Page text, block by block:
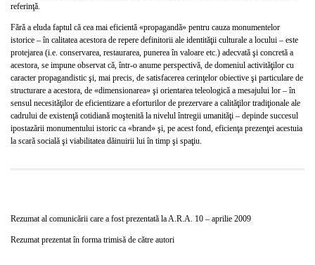
referinţă.
Fără a eluda faptul că cea mai eficientă «propagandă» pentru cauza monumentelor
istorice – în calitatea acestora de repere definitorii ale identităţii culturale a locului – este
protejarea (i.e. conservarea, restaurarea, punerea în valoare etc.) adecvată şi concretă a
acestora, se impune observat că, într-o anume perspectivă, de domeniul activităţilor cu
caracter propagandistic şi, mai precis, de satisfacerea cerinţelor obiective şi particulare de
structurare a acestora, de «dimensionarea» şi orientarea teleologică a mesajului lor – în
sensul necesităţilor de eficientizare a eforturilor de prezervare a calităţilor tradiţionale ale
cadrului de existenţă cotidiană moştenită la nivelul întregii umanităţi – depinde succesul
ipostazării monumentului istoric ca «brand» şi, pe acest fond, eficienţa prezenţei acestuia
la scară socială şi viabilitatea dăinuirii lui în timp şi spaţiu.
Rezumat al comunicării care a fost prezentată la A.R.A. 10 – aprilie 2009
Rezumat prezentat în forma trimisă de către autori